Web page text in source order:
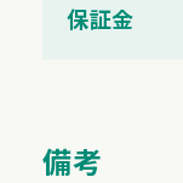
保証金
備考